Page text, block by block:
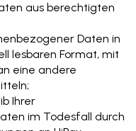
aus berechtigten
Daten in
lesbaren Format, mit
eine andere
Ihrer
im Todesfall durch